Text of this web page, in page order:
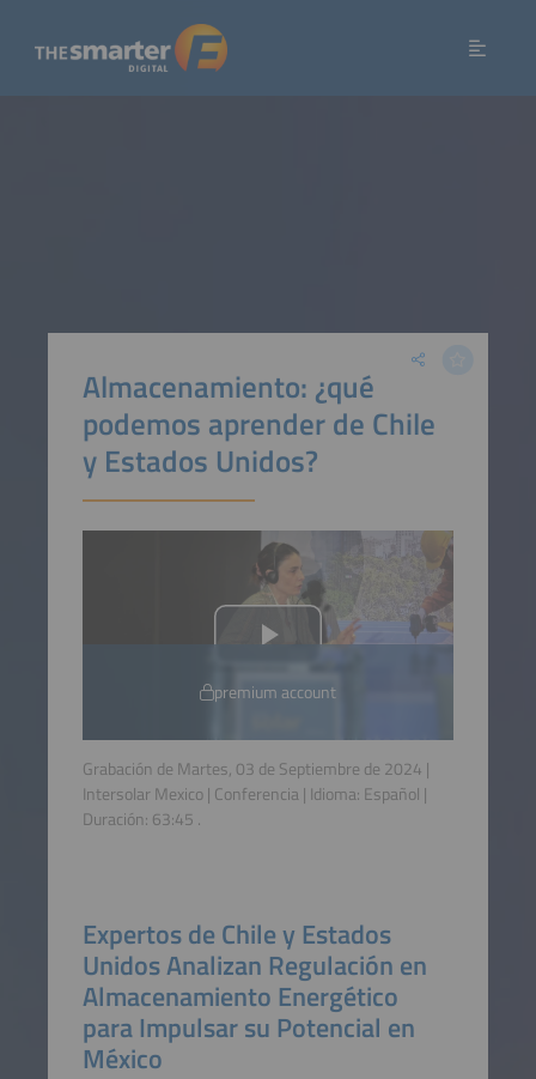
Almacenamiento: ¿qué
podemos aprender de Chile
y Estados Unidos?
premium account
Grabación de Martes, 03 de Septiembre de 2024 |
Intersolar Mexico | Conferencia | Idioma: Español |
Duración: 63:45 .
Expertos de Chile y Estados
Unidos Analizan Regulación en
Almacenamiento Energético
para Impulsar su Potencial en
México